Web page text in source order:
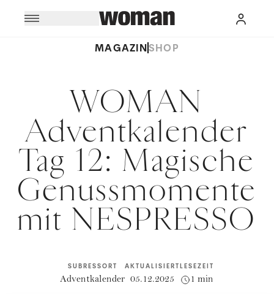
MAGAZINSHOP
WOMAN
Adventkalender
Tag 12: Magische
Genussmomente
mit NESPRESSO
SUBRESSORT
Adventkalender
AKTUALISIERT
05.12.2025
LESEZEIT
1 min